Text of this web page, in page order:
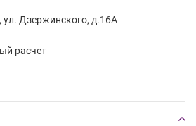
Дзержинского, д.16А
расчет